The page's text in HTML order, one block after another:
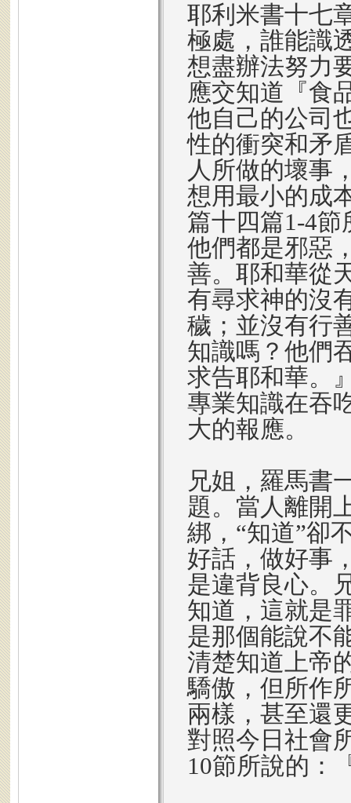
耶利米書十七
極處，誰能識
想盡辦法努力
應交知道『食
他自己的公司
性的衝突和矛
人所做的壞事
想用最小的成
篇十四篇1-4
他們都是邪惡
善。耶和華從
有尋求神的沒
穢；並沒有行
知識嗎？他們
求告耶和華。
專業知識在吞
大的報應。
兄姐，羅馬書
題。當人離開
綁，“知道”卻
好話，做好事
是違背良心。
知道，這就是
是那個能說不
清楚知道上帝
驕傲，但所作
兩樣，甚至還
對照今日社會
10節所說的：